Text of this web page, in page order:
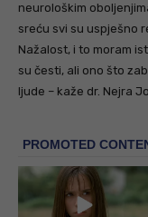
neurološkim
sreću svi su uspješno
Nažalost, i to moram
su česti, ali ono što
ljude – kaže dr. Nejra